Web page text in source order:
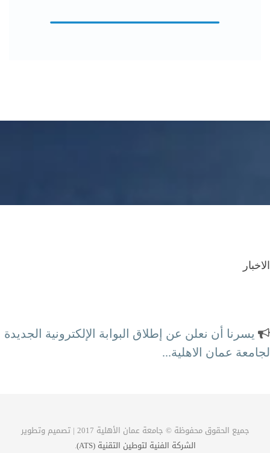
الاخبار
يسرنا أن نعلن عن إطلاق البوابة الإلكترونية الجديدة
لجامعة عمان الاهلية...
جميع الحقوق محفوظة © جامعة عمان الأهلية 2017 | تصميم وتطوير
الشركة الفنية لتوطين التقنية (ATS)
.